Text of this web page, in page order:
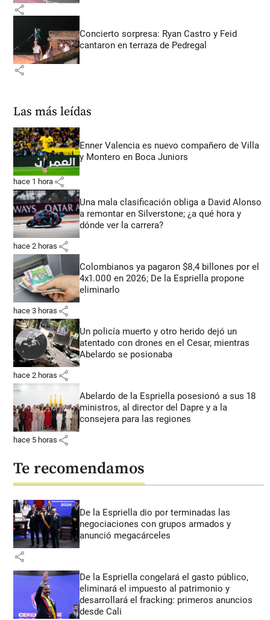
share
Concierto sorpresa: Ryan Castro y Feid
cantaron en terraza de Pedregal
share
Las más leídas
Enner Valencia es nuevo compañero de Villa
y Montero en Boca Juniors
hace 1 hora share
Una mala clasificación obliga a David Alonso
a remontar en Silverstone; ¿a qué hora y
dónde ver la carrera?
hace 2 horas share
Colombianos ya pagaron $8,4 billones por el
4x1.000 en 2026; De la Espriella propone
eliminarlo
hace 3 horas share
Un policía muerto y otro herido dejó un
atentado con drones en el Cesar, mientras
Abelardo se posionaba
hace 2 horas share
Abelardo de la Espriella posesionó a sus 18
ministros, al director del Dapre y a la
consejera para las regiones
hace 5 horas share
Te recomendamos
De la Espriella dio por terminadas las
negociaciones con grupos armados y
anunció megacárceles
share
De la Espriella congelará el gasto público,
eliminará el impuesto al patrimonio y
desarrollará el fracking: primeros anuncios
desde Cali